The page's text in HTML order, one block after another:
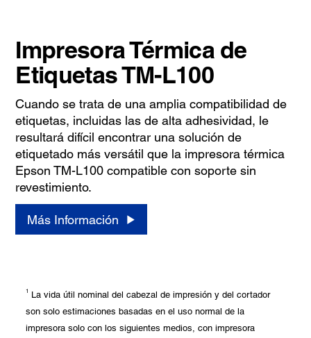
Impresora Térmica de
Etiquetas TM-L100
Cuando se trata de una amplia compatibilidad de
etiquetas, incluidas las de alta adhesividad, le
resultará difícil encontrar una solución de
etiquetado más versátil que la impresora térmica
Epson TM-L100 compatible con soporte sin
revestimiento.
Más Información
1
La vida útil nominal del cabezal de impresión y del cortador
son solo estimaciones basadas en el uso normal de la
impresora solo con los siguientes medios, con impresora